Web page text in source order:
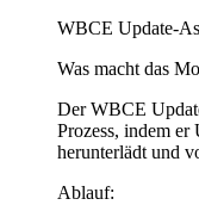
WBCE Update-
Was macht das
Der WBCE
Prozess, indem
herunterlädt und
Ablauf: